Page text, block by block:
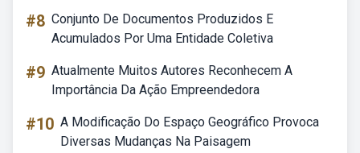
#8 Conjunto De Documentos Produzidos E
Acumulados Por Uma Entidade Coletiva
#9 Atualmente Muitos Autores Reconhecem A
Importância Da Ação Empreendedora
#10 A Modificação Do Espaço Geográfico Provoca
Diversas Mudanças Na Paisagem